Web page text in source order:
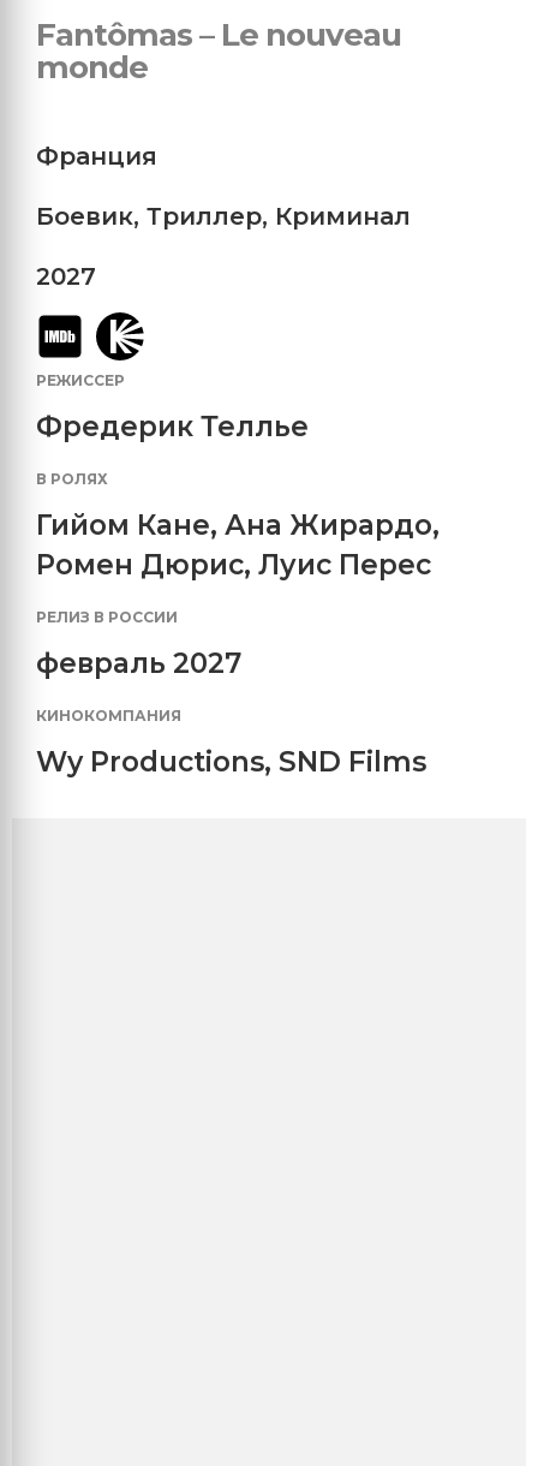
Fantômas – Le nouveau
monde
Франция
Боевик, Триллер, Криминал
2027
РЕЖИССЕР
Фредерик Теллье
В РОЛЯХ
Гийом Кане, Ана Жирардо,
Ромен Дюрис, Луис Перес
РЕЛИЗ В РОССИИ
февраль 2027
КИНОКОМПАНИЯ
Wy Productions, SND Films